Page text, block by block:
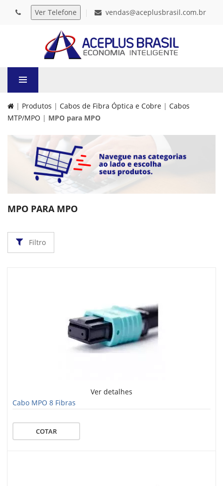
vendas@aceplusbrasil.com.br
| Produtos | Cabos de Fibra Óptica e Cobre | Cabos
MTP/MPO | MPO para MPO
MPO PARA MPO
Filtro
Ver detalhes
Cabo MPO 8 Fibras
COTAR